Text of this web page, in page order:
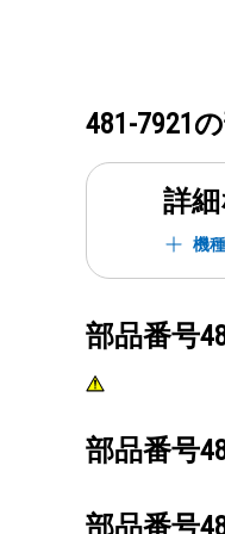
481-7921
詳
機
部品番号
部品番号
部品番号